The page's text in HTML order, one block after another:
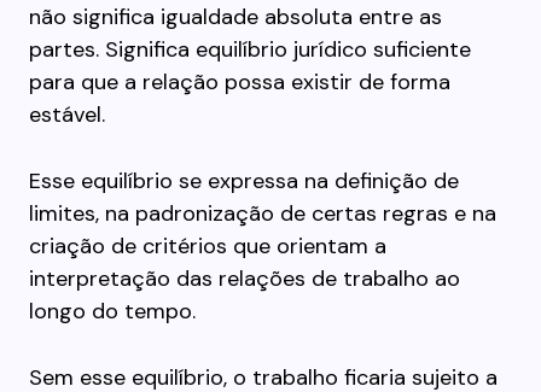
não significa igualdade absoluta entre as
partes. Significa equilíbrio jurídico suficiente
para que a relação possa existir de forma
estável.
Esse equilíbrio se expressa na definição de
limites, na padronização de certas regras e na
criação de critérios que orientam a
interpretação das relações de trabalho ao
longo do tempo.
Sem esse equilíbrio, o trabalho ficaria sujeito a